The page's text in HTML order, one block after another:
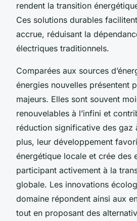
rendent la transition
Ces solutions durables
accrue, réduisant la
électriques traditionnels.
Comparées aux sources
énergies nouvelles présentent
majeurs. Elles sont souvent
renouvelables à l’infini et
réduction significative des gaz
plus, leur développement
énergétique locale et crée des
participant activement à la
globale. Les innovations
domaine répondent ainsi aux
tout en proposant des